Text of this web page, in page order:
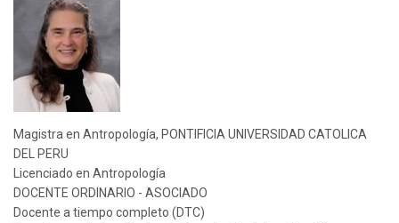
Magistra en Antropología, PONTIFICIA UNIVERSIDAD CATOLICA
DEL PERU
Licenciado en Antropología
DOCENTE ORDINARIO - ASOCIADO
Docente a tiempo completo (DTC)